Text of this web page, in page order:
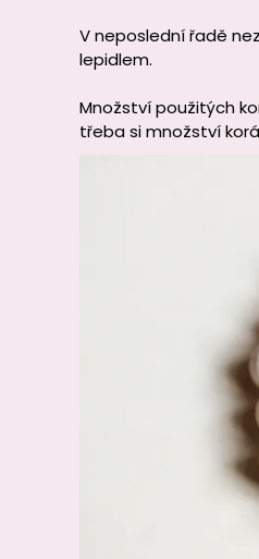
V neposlední řadě
lepidlem.
Množství použitých
třeba si množství